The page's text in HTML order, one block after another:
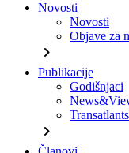
Novosti
Novosti
Objave za
chevron_right
Publikacije
Godišnjaci
chevron_right